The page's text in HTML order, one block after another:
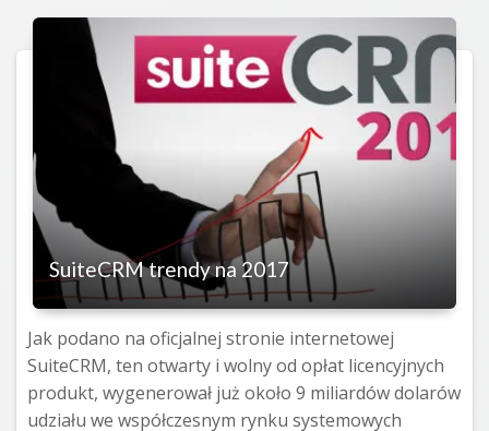
SuiteCRM trendy na 2017
Jak podano na oficjalnej stronie internetowej
SuiteCRM, ten otwarty i wolny od opłat licencyjnych
produkt, wygenerował już około 9 miliardów dolarów
udziału we współczesnym rynku systemowych